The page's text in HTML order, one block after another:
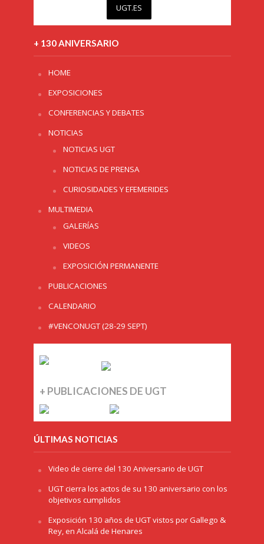
UGT.ES
+ 130 ANIVERSARIO
HOME
EXPOSICIONES
CONFERENCIAS Y DEBATES
NOTICIAS
NOTICIAS UGT
NOTICIAS DE PRENSA
CURIOSIDADES Y EFEMERIDES
MULTIMEDIA
GALERÍAS
VIDEOS
EXPOSICIÓN PERMANENTE
PUBLICACIONES
CALENDARIO
#VENCONUGT (28-29 SEPT)
+ PUBLICACIONES DE UGT
ÚLTIMAS NOTICIAS
Video de cierre del 130 Aniversario de UGT
UGT cierra los actos de su 130 aniversario con los
objetivos cumplidos
Exposición 130 años de UGT vistos por Gallego &
Rey, en Alcalá de Henares